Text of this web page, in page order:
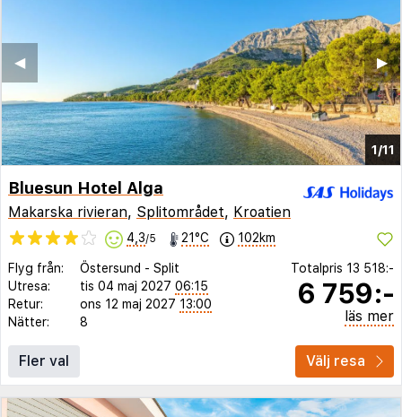
1/11
▶︎
◀︎
Bluesun Hotel Alga
Makarska rivieran, Splitområdet, Kroatien
4,3/5 21°C 102km
Flyg från: Östersund - Split
Utresa:
tis 04 maj 2027 06:15
Retur:
ons 12 maj 2027 13:00
Nätter:
8
Totalpris 13 518:-
6 759:-
läs mer
Fler val Välj resa